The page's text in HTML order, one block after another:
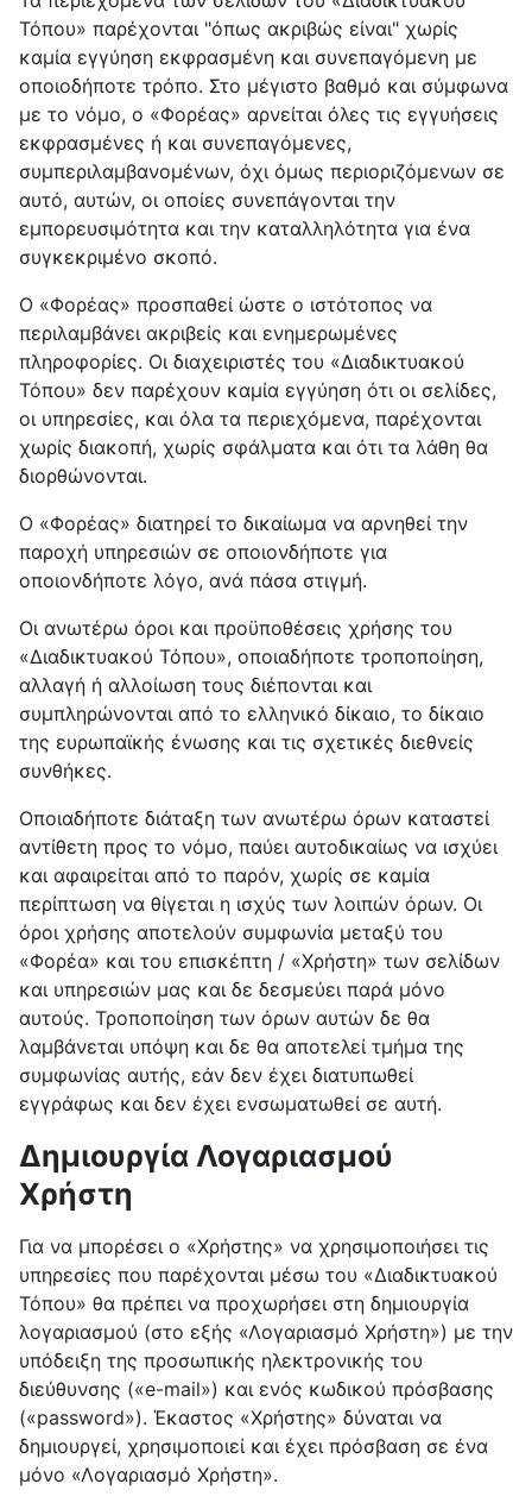
Τόπου» παρέχονται "όπως ακριβώς είναι" χωρίς
καμία εγγύηση εκφρασμένη και συνεπαγόμενη με
οποιοδήποτε τρόπο. Στο μέγιστο βαθμό και σύμφωνα
με το νόμο, ο «Φορέας» αρνείται όλες τις εγγυήσεις
εκφρασμένες ή και συνεπαγόμενες,
συμπεριλαμβανομένων, όχι όμως περιοριζόμενων σε
αυτό, αυτών, οι οποίες συνεπάγονται την
εμπορευσιμότητα και την καταλληλότητα για ένα
συγκεκριμένο σκοπό.
Ο «Φορέας» προσπαθεί ώστε ο ιστότοπος να
περιλαμβάνει ακριβείς και ενημερωμένες
πληροφορίες. Οι διαχειριστές του «Διαδικτυακού
Τόπου» δεν παρέχουν καμία εγγύηση ότι οι σελίδες,
οι υπηρεσίες, και όλα τα περιεχόμενα, παρέχονται
χωρίς διακοπή, χωρίς σφάλματα και ότι τα λάθη θα
διορθώνονται.
Ο «Φορέας» διατηρεί το δικαίωμα να αρνηθεί την
παροχή υπηρεσιών σε οποιονδήποτε για
οποιονδήποτε λόγο, ανά πάσα στιγμή.
Οι ανωτέρω όροι και προϋποθέσεις χρήσης του
«Διαδικτυακού Τόπου», οποιαδήποτε τροποποίηση,
αλλαγή ή αλλοίωση τους διέπονται και
συμπληρώνονται από το ελληνικό δίκαιο, το δίκαιο
της ευρωπαϊκής ένωσης και τις σχετικές διεθνείς
συνθήκες.
Οποιαδήποτε διάταξη των ανωτέρω όρων καταστεί
αντίθετη προς το νόμο, παύει αυτοδικαίως να ισχύει
και αφαιρείται από το παρόν, χωρίς σε καμία
περίπτωση να θίγεται η ισχύς των λοιπών όρων. Οι
όροι χρήσης αποτελούν συμφωνία μεταξύ του
«Φορέα» και του επισκέπτη / «Χρήστη» των σελίδων
και υπηρεσιών μας και δε δεσμεύει παρά μόνο
αυτούς. Τροποποίηση των όρων αυτών δε θα
λαμβάνεται υπόψη και δε θα αποτελεί τμήμα της
συμφωνίας αυτής, εάν δεν έχει διατυπωθεί
εγγράφως και δεν έχει ενσωματωθεί σε αυτή.
Δημιουργία Λογαριασμού
Χρήστη
Για να μπορέσει ο «Χρήστης» να χρησιμοποιήσει τις
υπηρεσίες που παρέχονται μέσω του «Διαδικτυακού
Τόπου» θα πρέπει να προχωρήσει στη δημιουργία
λογαριασμού (στο εξής «Λογαριασμό Χρήστη») με την
υπόδειξη της προσωπικής ηλεκτρονικής του
διεύθυνσης («e-mail») και ενός κωδικού πρόσβασης
(«password»). Έκαστος «Χρήστης» δύναται να
δημιουργεί, χρησιμοποιεί και έχει πρόσβαση σε ένα
μόνο «Λογαριασμό Χρήστη».